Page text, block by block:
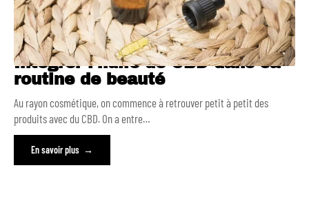
Intégrer l’huile de CBD dans sa
routine de beauté
Au rayon cosmétique, on commence à retrouver petit à petit des
produits avec du CBD. On a entre…
En savoir plus